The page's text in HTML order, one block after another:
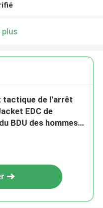
plus
tactique de l'arrêt
EDC de
BDU des hommes